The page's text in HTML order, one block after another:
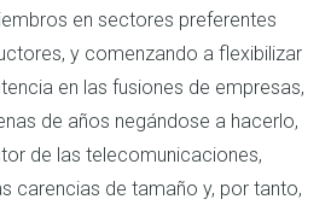
en sectores preferentes
y comenzando a flexibilizar
en las fusiones de empresas,
de años negándose a hacerlo,
de las telecomunicaciones,
carencias de tamaño y, por tanto,